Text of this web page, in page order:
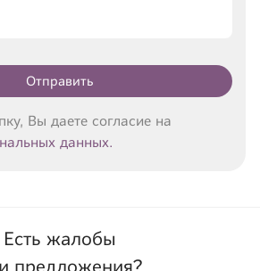
Отправить
Вы даете согласие на
данных.
Есть жалобы